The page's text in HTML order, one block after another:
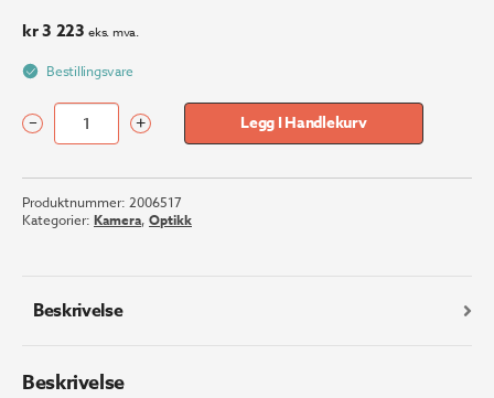
kr3 223 eks. mva.
Bestillingsvare
Panasonic
Lumix
G
12.5mm/F12
– + Legg I Handlekurv
Produktnummer: 2006517
Kategorier: Kamera, Optikk
Beskrivelse
Beskrivelse